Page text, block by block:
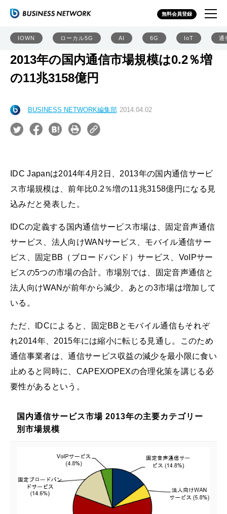
無料会員登録
IOWN ローカル5G AI 6G IoT 通
2013年の国内通信市場規模は0.2％増
の11兆3158億円
BUSINESS NETWORK編集部 2014.04.02
IDC Japanは2014年4月2日、2013年の国内通信サービ
ス市場規模は、前年比0.2％増の11兆3158億円になる見
込みだと発表した。
IDCの定義する国内通信サービス市場は、固定音声通信
サービス、法人向けWANサービス、モバイル通信サー
ビス、固定BB（ブロードバンド）サービス、VoIPサー
ビスの5つの市場の合計。市場別では、固定音声通信と
法人向けWANが前年から減少、あとの3市場は増加して
いる。
ただ、IDCによると、固定BBとモバイル通信もそれぞ
れ2014年、2015年には縮小に転じる見通し。このため
通信事業者は、通信サービス収益の減少を最小限に食い
止めると同時に、CAPEX/OPEXの合理化策を講じる必
要性があるという。
国内通信サービス市場 2013年の主要カテゴリー
別市場規模